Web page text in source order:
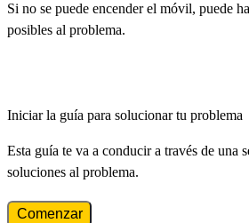
Si no se puede encender el móvil, puede
posibles al problema.
Iniciar la guía para solucionar tu problema
Esta guía te va a conducir a través de una
soluciones al problema.
Comenzar